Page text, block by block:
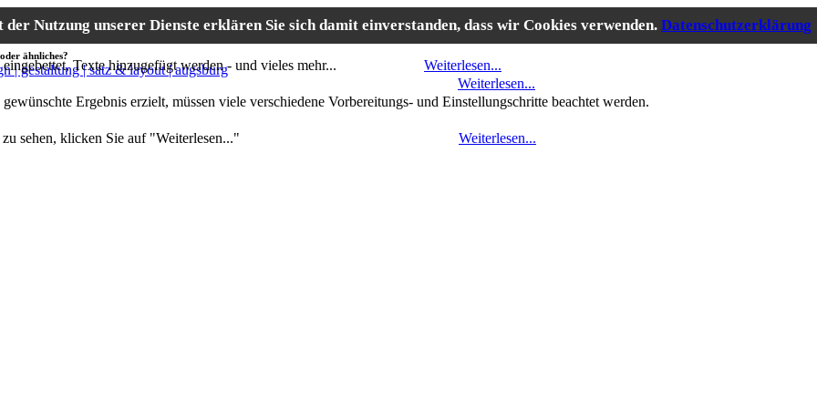
Nutzung unserer Dienste erklären Sie sich damit einverstanden, dass wir Cookies verwenden. Datenschutzerklärung
Visitenkarten oder ähnliches?
eingebettet, Texte hinzugefügt werden - und vieles mehr... Weiterlesen...
lange kein perfektes! Weiterlesen...
Ergebnis erzielt, müssen viele verschiedene Vorbereitungs- und Einstellungschritte beachtet werden.
Idee bis zur Realisierung.
zu sehen, klicken Sie auf "Weiterlesen..." Weiterlesen...